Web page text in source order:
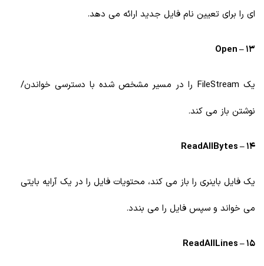
ای را برای تعیین نام فایل جدید ارائه می دهد.
13 – Open
یک FileStream را در مسیر مشخص شده با دسترسی خواندن/
نوشتن باز می کند.
14 – ReadAllBytes
یک فایل باینری را باز می کند، محتویات فایل را در یک آرایه بایتی
می خواند و سپس فایل را می بندد.
15 – ReadAllLines